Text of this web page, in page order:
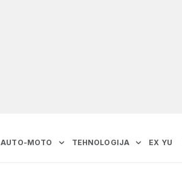
AUTO-MOTO TEHNOLOGIJA EX YU